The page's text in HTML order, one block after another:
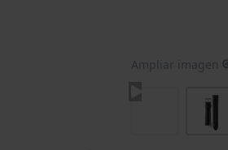
Ampliar imagen